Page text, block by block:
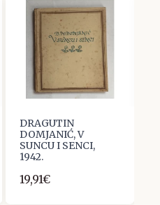
DRAGUTIN
DOMJANIĆ, V
SUNCU I SENCI,
1942.
19,91€